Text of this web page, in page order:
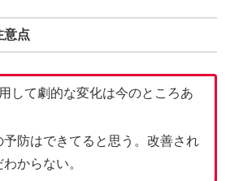
意点
して劇的な変化は今のところあ
予防はできてると思う。改善され
からない。